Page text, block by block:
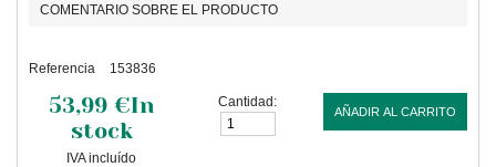
COMENTARIO SOBRE EL PRODUCTO
Referencia 153836
53,99 €In
stock
IVA incluído
Cantidad:
AÑADIR AL CARRITO